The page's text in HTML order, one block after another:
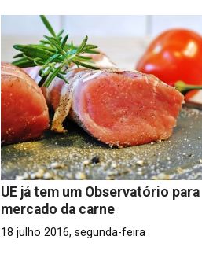
UE já tem um Observatório para
mercado da carne
18 julho 2016, segunda-feira